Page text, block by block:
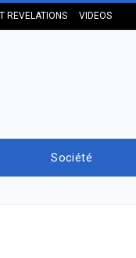
REVELATIONS VIDEOS
Société